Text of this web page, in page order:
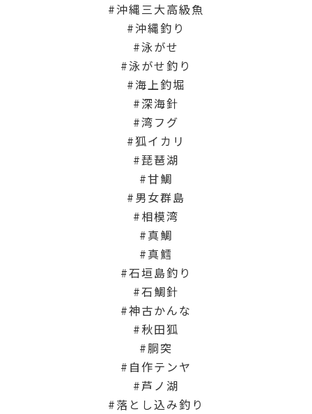
沖縄三大高級魚
沖縄釣り
泳がせ
泳がせ釣り
海上釣堀
深海針
湾フグ
狐イカリ
琵琶湖
甘鯛
男女群島
相模湾
真鯛
真鱈
石垣島釣り
石鯛針
神古かんな
秋田狐
胴突
自作テンヤ
芦ノ湖
落とし込み釣り